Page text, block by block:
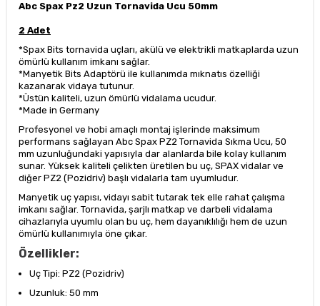
Abc Spax Pz2 Uzun Tornavida Ucu 50mm
2 Adet
*Spax Bits tornavida uçları, akülü ve elektrikli matkaplarda uzun
ömürlü kullanım imkanı sağlar.
*Manyetik Bits Adaptörü ile kullanımda mıknatıs özelliği
kazanarak vidaya tutunur.
*Üstün kaliteli, uzun ömürlü vidalama ucudur.
*Made in Germany
Profesyonel ve hobi amaçlı montaj işlerinde maksimum
performans sağlayan Abc Spax PZ2 Tornavida Sıkma Ucu, 50
mm uzunluğundaki yapısıyla dar alanlarda bile kolay kullanım
sunar. Yüksek kaliteli çelikten üretilen bu uç, SPAX vidalar ve
diğer PZ2 (Pozidriv) başlı vidalarla tam uyumludur.
Manyetik uç yapısı, vidayı sabit tutarak tek elle rahat çalışma
imkanı sağlar. Tornavida, şarjlı matkap ve darbeli vidalama
cihazlarıyla uyumlu olan bu uç, hem dayanıklılığı hem de uzun
ömürlü kullanımıyla öne çıkar.
Özellikler:
Uç Tipi: PZ2 (Pozidriv)
Uzunluk: 50 mm